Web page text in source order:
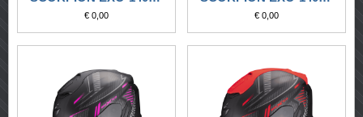
€ 0,00 € 0,00